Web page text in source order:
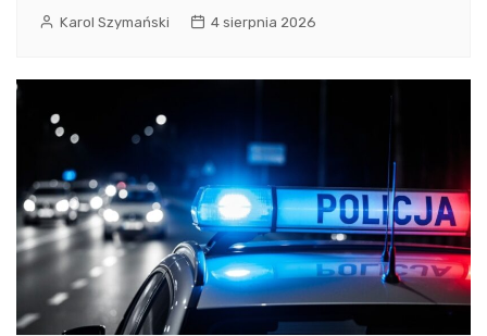
Karol Szymański 4 sierpnia 2026